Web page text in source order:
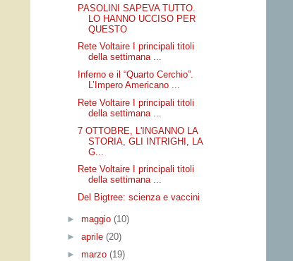
PASOLINI SAPEVA TUTTO.
LO HANNO UCCISO PER
QUESTO
Rete Voltaire I principali titoli
della settimana ...
Inferno e il “Quarto Cerchio”.
L’Impero Americano ...
Rete Voltaire I principali titoli
della settimana ...
7 OTTOBRE, L'INGANNO LA
STORIA, GLI INTRIGHI, LA
G...
Rete Voltaire I principali titoli
della settimana ...
Del Bigtree: scienza e vaccini
► maggio (10)
► aprile (20)
► marzo (19)